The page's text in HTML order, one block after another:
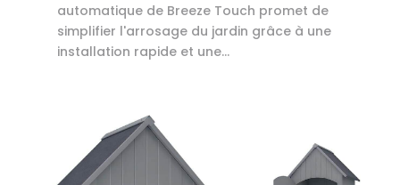
automatique de Breeze Touch promet de
simplifier l'arrosage du jardin grâce à une
installation rapide et une...